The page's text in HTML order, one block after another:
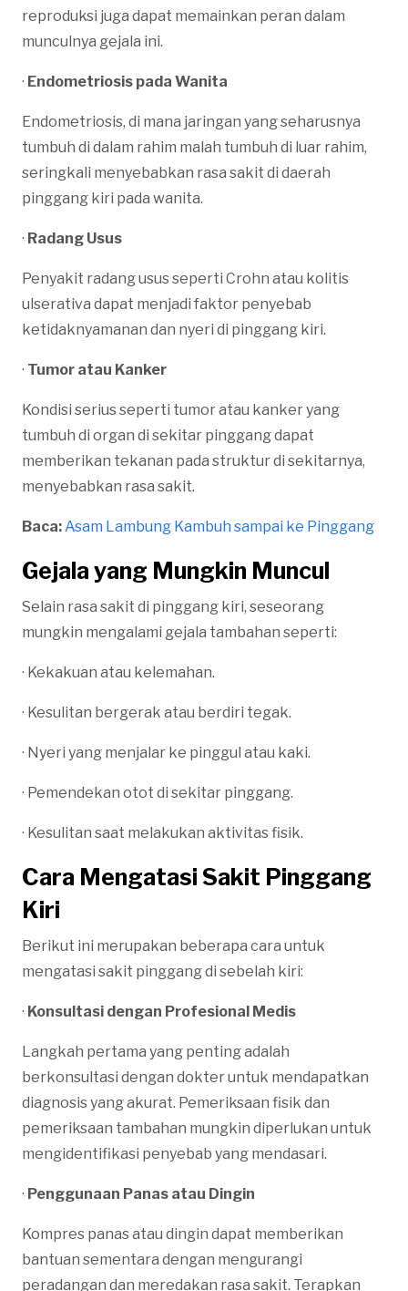
reproduksi juga dapat memainkan peran dalam
munculnya gejala ini.
· Endometriosis pada Wanita
Endometriosis, di mana jaringan yang seharusnya
tumbuh di dalam rahim malah tumbuh di luar rahim,
seringkali menyebabkan rasa sakit di daerah
pinggang kiri pada wanita.
· Radang Usus
Penyakit radang usus seperti Crohn atau kolitis
ulserativa dapat menjadi faktor penyebab
ketidaknyamanan dan nyeri di pinggang kiri.
· Tumor atau Kanker
Kondisi serius seperti tumor atau kanker yang
tumbuh di organ di sekitar pinggang dapat
memberikan tekanan pada struktur di sekitarnya,
menyebabkan rasa sakit.
Baca:Asam Lambung Kambuh sampai ke Pinggang
Gejala yang Mungkin Muncul
Selain rasa sakit di pinggang kiri, seseorang
mungkin mengalami gejala tambahan seperti:
· Kekakuan atau kelemahan.
· Kesulitan bergerak atau berdiri tegak.
· Nyeri yang menjalar ke pinggul atau kaki.
· Pemendekan otot di sekitar pinggang.
· Kesulitan saat melakukan aktivitas fisik.
Cara Mengatasi Sakit Pinggang
Kiri
Berikut ini merupakan beberapa cara untuk
mengatasi sakit pinggang di sebelah kiri:
· Konsultasi dengan Profesional Medis
Langkah pertama yang penting adalah
berkonsultasi dengan dokter untuk mendapatkan
diagnosis yang akurat. Pemeriksaan fisik dan
pemeriksaan tambahan mungkin diperlukan untuk
mengidentifikasi penyebab yang mendasari.
· Penggunaan Panas atau Dingin
Kompres panas atau dingin dapat memberikan
bantuan sementara dengan mengurangi
peradangan dan meredakan rasa sakit. Terapkan